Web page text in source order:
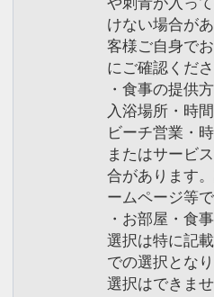
けない場合が
客様ご自身で
にご確認くださ
・食事の提供
入浴場所・時
ビーチ営業・
またはサービ
合があります
ームページ等
・お部屋・食
選択は特に記
での選択とな
選択はできませ